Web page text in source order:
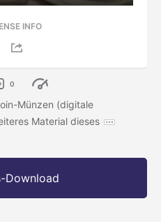
INFO
0
Münzen (digitale
Material dieses
Download